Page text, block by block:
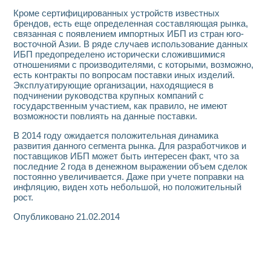
Кроме сертифицированных устройств известных
брендов, есть еще определенная составляющая рынка,
связанная с появлением импортных ИБП из стран юго-
восточной Азии. В ряде случаев использование данных
ИБП предопределено исторически сложившимися
отношениями с производителями, с которыми, возможно,
есть контракты по вопросам поставки иных изделий.
Эксплуатирующие организации, находящиеся в
подчинении руководства крупных компаний с
государственным участием, как правило, не имеют
возможности повлиять на данные поставки.
В 2014 году ожидается положительная динамика
развития данного сегмента рынка. Для разработчиков и
поставщиков ИБП может быть интересен факт, что за
последние 2 года в денежном выражении объем сделок
постоянно увеличивается. Даже при учете поправки на
инфляцию, виден хоть небольшой, но положительный
рост.
Опубликовано 21.02.2014